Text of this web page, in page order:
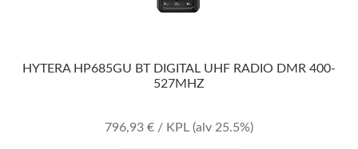
HYTERA HP685GU BT DIGITAL UHF RADIO DMR 400-
527MHZ
796,93 € / KPL (alv 25.5%)